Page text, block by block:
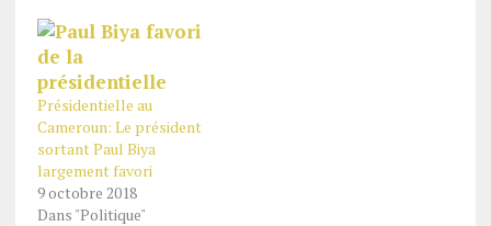
Présidentielle au
Cameroun: Le président
sortant Paul Biya
largement favori
9 octobre 2018
Dans "Politique"